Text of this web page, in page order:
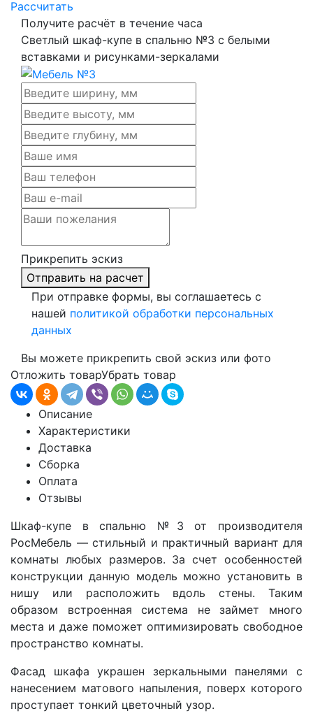
Рассчитать
Получите расчёт в течение часа
Светлый шкаф-купе в спальню №3 с белыми
вставками и рисунками-зеркалами
Прикрепить эскиз
Отправить на расчет
При отправке формы, вы соглашаетесь с
нашей политикой обработки персональных
данных
Вы можете прикрепить свой эскиз или фото
Отложить товарУбрать товар
Описание
Характеристики
Доставка
Сборка
Оплата
Отзывы
Шкаф-купе в спальню №3 от производителя
РосМебель — стильный и практичный вариант для
комнаты любых размеров. За счет особенностей
конструкции данную модель можно установить в
нишу или расположить вдоль стены. Таким
образом встроенная система не займет много
места и даже поможет оптимизировать свободное
пространство комнаты.
Фасад шкафа украшен зеркальными панелями с
нанесением матового напыления, поверх которого
проступает тонкий цветочный узор.